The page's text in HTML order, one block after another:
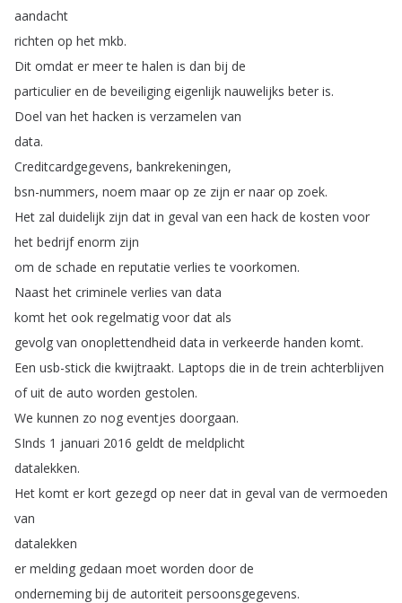
aandacht
richten op het mkb.
Dit omdat er meer te halen is dan bij de
particulier en de beveiliging eigenlijk nauwelijks beter is.
Doel van het hacken is verzamelen van
data.
Creditcardgegevens, bankrekeningen,
bsn-nummers, noem maar op ze zijn er naar op zoek.
Het zal duidelijk zijn dat in geval van een hack de kosten voor
het bedrijf enorm zijn
om de schade en reputatie verlies te voorkomen.
Naast het criminele verlies van data
komt het ook regelmatig voor dat als
gevolg van onoplettendheid data in verkeerde handen komt.
Een usb-stick die kwijtraakt. Laptops die in de trein achterblijven
of uit de auto worden gestolen.
We kunnen zo nog eventjes doorgaan.
SInds 1 januari 2016 geldt de meldplicht
datalekken.
Het komt er kort gezegd op neer dat in geval van de vermoeden
van
datalekken
er melding gedaan moet worden door de
onderneming bij de autoriteit persoonsgegevens.